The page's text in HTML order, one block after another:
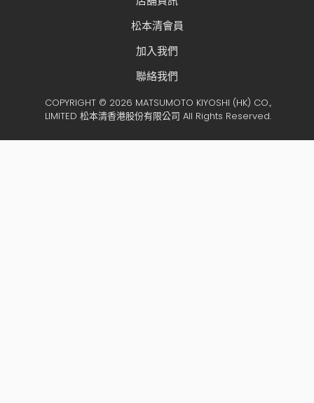
松本清會員
加入我們
聯絡我們
COPYRIGHT © 2026 MATSUMOTO KIYOSHI (HK) CO.,
LIMITED 松本清香港股份有限公司 All Rights Reserved.